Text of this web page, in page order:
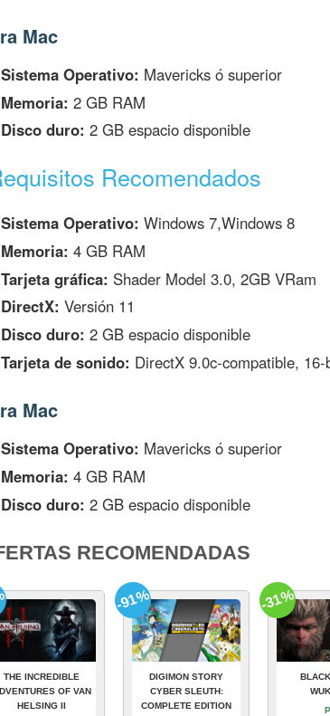
Mac
Sistema Operativo: Mavericks ó superior
Memoria: 2 GB RAM
Disco duro: 2 GB espacio disponible
Recomendados
Sistema Operativo: Windows 7,Windows 8
Memoria: 4 GB RAM
Tarjeta gráfica: Shader Model 3.0, 2GB VRam
DirectX: Versión 11
Disco duro: 2 GB espacio disponible
Tarjeta de sonido: DirectX 9.0c-compatible, 16-
Mac
Sistema Operativo: Mavericks ó superior
Memoria: 4 GB RAM
Disco duro: 2 GB espacio disponible
RECOMENDADAS
THE INCREDIBLE
OF VAN
HELSING II
DIGIMON STORY
CYBER SLEUTH:
COMPLETE EDITION
-91% -31%